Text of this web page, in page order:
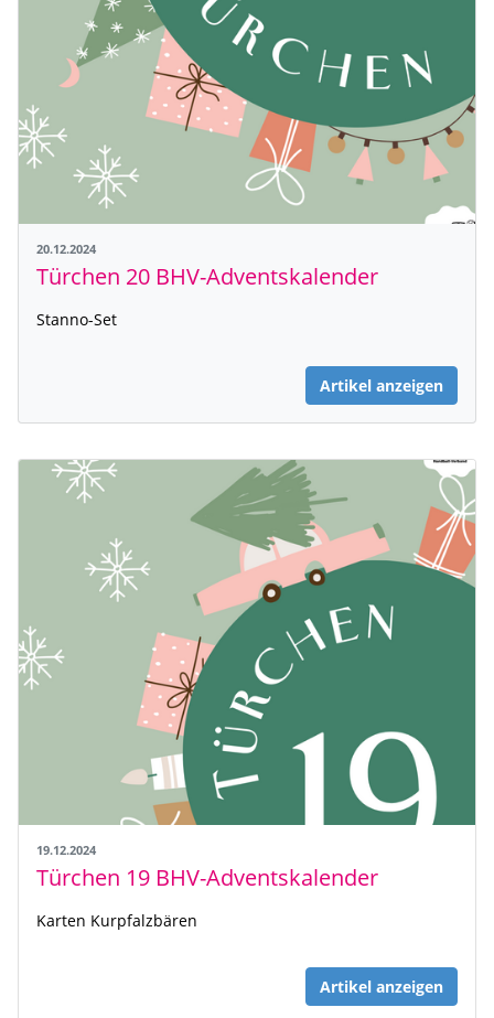
20.12.2024
Türchen 20 BHV-Adventskalender
Stanno-Set
Artikel anzeigen
19.12.2024
Türchen 19 BHV-Adventskalender
Karten Kurpfalzbären
Artikel anzeigen